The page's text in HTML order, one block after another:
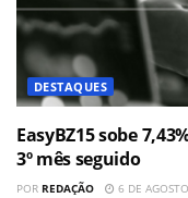
DESTAQUES
EasyBZ15 sobe
3º mês seguido
POR REDAÇÃO 6 DE